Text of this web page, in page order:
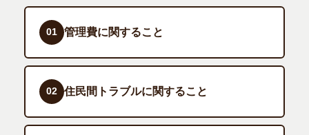
01 管理費に関すること
02 住民間トラブルに関すること